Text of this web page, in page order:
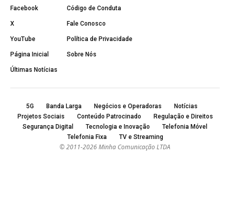
Facebook
X
YouTube
Página Inicial
Últimas Notícias
Código de Conduta
Fale Conosco
Política de Privacidade
Sobre Nós
5G Banda Larga Negócios e Operadoras
Notícias
Projetos Sociais
Conteúdo Patrocinado
Regulação e Direitos
Segurança Digital
Tecnologia e Inovação
Telefonia Móvel
Telefonia Fixa
TV e Streaming
© 2011-2026 Minha Comunicação LTDA